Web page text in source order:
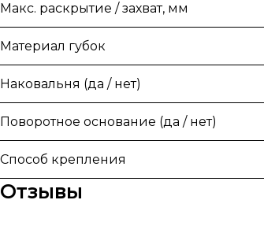
Макс. раскрытие / захват, мм
Материал губок
Наковальня (да / нет)
Поворотное основание (да / нет)
Способ крепления
Отзывы